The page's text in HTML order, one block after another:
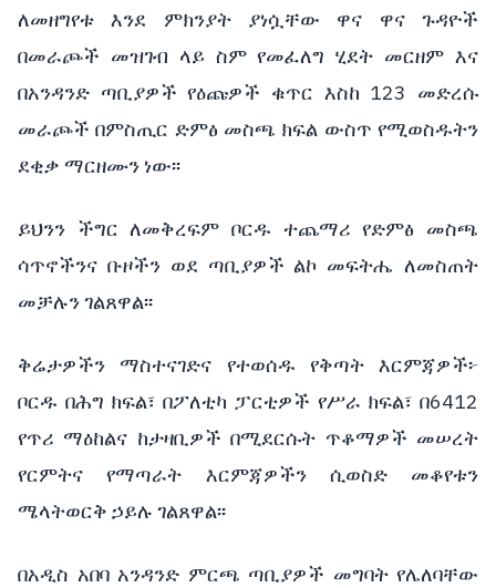
ለመዘግየቱ እንደ ምክንያት ያነሷቸው ዋና ዋና
ጉዳዮች
በመራጮች መዝገብ ላይ ስም የመፈለግ ሂደት መርዘም እና
በአንዳንድ ጣቢያዎች የዕጩዎች ቁጥር እስከ 123
መድረሱ
መራጮች በምስጢር ድምፅ መስጫ ክፍል ውስጥ የሚወስዱትን
ደቂቃ ማርዘሙን ነው፡፡
ይህንን ችግር ለመቅረፍም ቦርዱ ተጨማሪ የድምፅ
መስጫ
ሳጥኖችንና ቡዞችን ወደ ጣቢያዎች ልኮ መፍትሔ ለመስጠት
መቻሉን ገልጸዋል፡፡
ቅሬታዎችን ማስተናገድና የተወሰዱ የቅጣት
እርምጃዎች፦
ቦርዱ በሕግ ክፍል፣ በፖለቲካ ፓርቲዎች የሥራ ክፍል፣ በ6412
የጥሪ ማዕከልና ከታዛቢዎች በሚደርሱት ጥቆማዎች መሠረት
የርምትና
የማጣራት እርምጃዎችን ሲወስድ
መቆየቱን
ሜላትወርቅ ኃይሉ ገልጸዋል፡፡
በአዲስ አበባ አንዳንድ ምርጫ ጣቢያዎች መግባት የሌለባቸው